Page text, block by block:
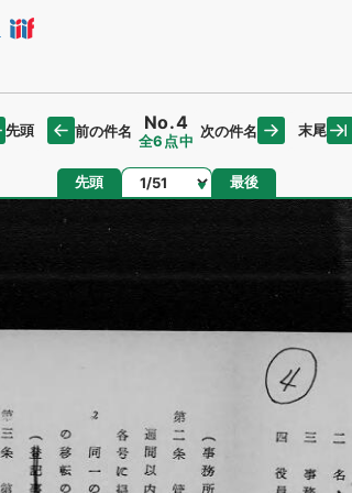
先頭 前の件名 No.4
全6点中
次の件名 末尾
先頭 ページ 最後